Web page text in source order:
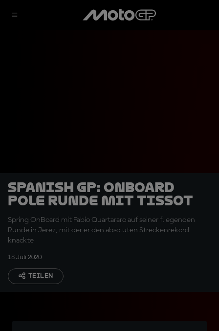
Spanish GP: OnBoard
Pole Runde mit Tissot
Spring OnBoard mit Fabio Quartararo auf seiner fliegenden
Runde in Jerez, mit der er den absoluten Streckenrekord
knackte
18 Juli 2020
TEILEN